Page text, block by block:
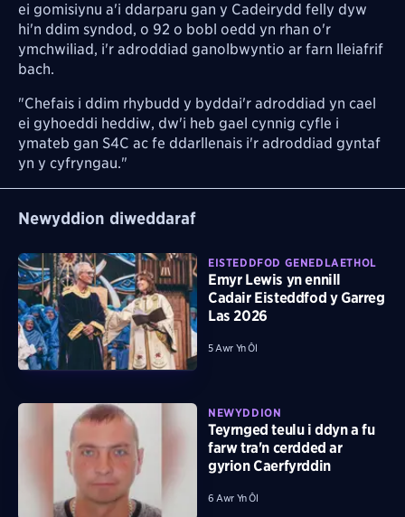
ei gomisiynu a'i ddarparu gan y Cadeirydd felly dyw
hi'n ddim syndod, o 92 o bobl oedd yn rhan o'r
ymchwiliad, i'r adroddiad ganolbwyntio ar farn lleiafrif
bach.
"Chefais i ddim rhybudd y byddai'r adroddiad yn cael
ei gyhoeddi heddiw, dw'i heb gael cynnig cyfle i
ymateb gan S4C ac fe ddarllenais i'r adroddiad gyntaf
yn y cyfryngau."
Newyddion diweddaraf
EISTEDDFOD GENEDLAETHOL
Emyr Lewis yn ennill
Cadair Eisteddfod y Garreg
Las 2026
5 Awr Yn Ôl
NEWYDDION
Teyrnged teulu i ddyn a fu
farw tra'n cerdded ar
gyrion Caerfyrddin
6 Awr Yn Ôl